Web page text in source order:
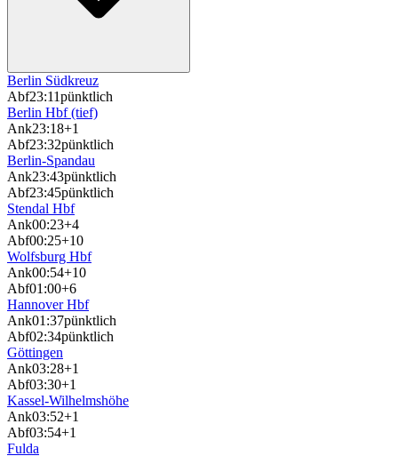
Berlin Südkreuz
Abf23:11pünktlich
Berlin Hbf (tief)
Ank23:18+1
Abf23:32pünktlich
Berlin-Spandau
Ank23:43pünktlich
Abf23:45pünktlich
Stendal Hbf
Ank00:23+4
Abf00:25+10
Wolfsburg Hbf
Ank00:54+10
Abf01:00+6
Hannover Hbf
Ank01:37pünktlich
Abf02:34pünktlich
Göttingen
Ank03:28+1
Abf03:30+1
Kassel-Wilhelmshöhe
Ank03:52+1
Abf03:54+1
Fulda